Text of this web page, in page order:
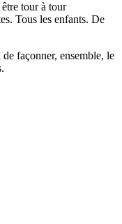
tour à tour
Tous les enfants. De
façonner, ensemble, le